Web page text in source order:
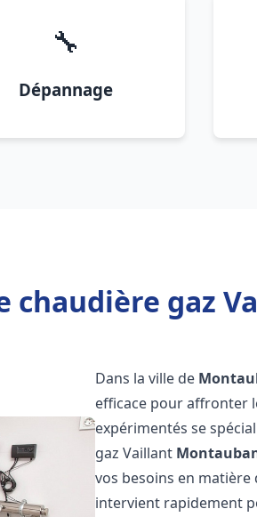
🔧
Dépannage
chaudière gaz
Dans la ville de
efficace pour affronter
expérimentés se
gaz Vaillant
vos besoins en
intervient rapidement